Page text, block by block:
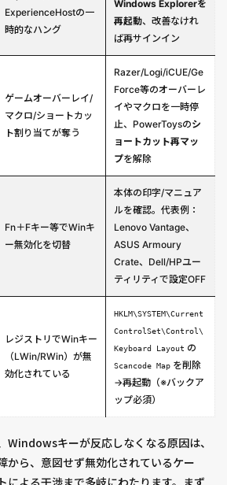
ExperienceHostの一
時的なハング
Windows Explorerを
再起動、改善なけれ
ば再サインイン
ゲームオーバーレイ/
マクロ/ショートカッ
ト割り当てが奪う
Razer/Logi/iCUE/Ge
Force等のオーバーレ
イやマクロを一時停
止、PowerToysのシ
ョートカット再マッ
プを解除
Fn＋Fキー等でWinキ
ー無効化を切替
本体の印字/マニュア
ルを確認。代表例：
Lenovo Vantage、
ASUS Armoury
Crate、Dell/HPユー
ティリティで設定OFF
レジストリでWinキー
（LWin/RWin）が無
効化されている
HKLM\SYSTEM\Current
ControlSet\Control\
Keyboard Layout の
Scancode Map を削除
→再起動（※バックア
ップ必須）
Windowsキーが反応しなくなる原因は、
から、意図せず無効化されているケー